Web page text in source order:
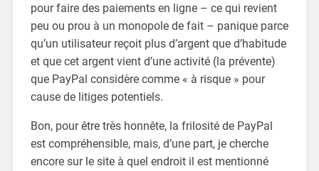
pour faire des paiements en ligne – ce qui revient
peu ou prou à un monopole de fait – panique parce
qu’un utilisateur reçoit plus d’argent que d’habitude
et que cet argent vient d’une activité (la prévente)
que PayPal considère comme « à risque » pour
cause de litiges potentiels.
Bon, pour être très honnête, la frilosité de PayPal
est compréhensible, mais, d’une part, je cherche
encore sur le site à quel endroit il est mentionné